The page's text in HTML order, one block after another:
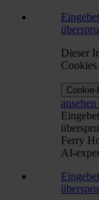
Dieser
ansehen
Ferry
AI-